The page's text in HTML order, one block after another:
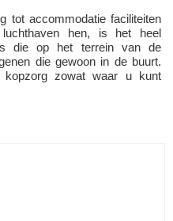
tot accommodatie faciliteiten
hen, is het heel
die op het terrein van de
die gewoon in de buurt.
zowat waar u kunt